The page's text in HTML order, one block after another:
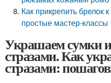
Как прикрепить брелок
простые мастер-классы
Украшаем сумки
стразами. Как
стразами: